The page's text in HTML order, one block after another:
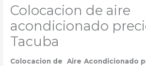
Colocacion de aire
acondicionado
Tacuba
Colocacion de Aire Acondicionado